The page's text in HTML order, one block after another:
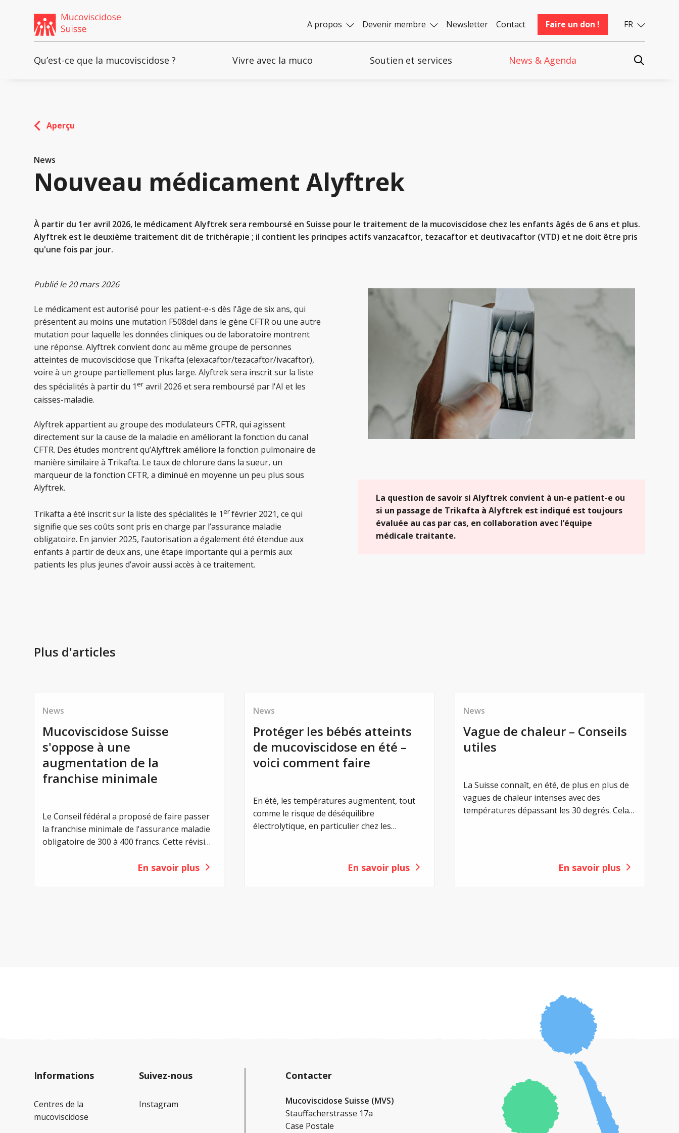
A propos Devenir membre Newsletter Contact Faire un don ! FR
Qu’est-ce que la mucoviscidose ? Vivre avec la muco Soutien et services News & Agenda
Aperçu
News
Nouveau médicament Alyftrek
À partir du 1er avril 2026, le médicament Alyftrek sera remboursé en Suisse pour le traitement de la mucoviscidose chez les enfants âgés de 6 ans et plus.
Alyftrek est le deuxième traitement dit de trithérapie ; il contient les principes actifs vanzacaftor, tezacaftor et deutivacaftor (VTD) et ne doit être pris
qu'une fois par jour.
Publié le 20 mars 2026
Le médicament est autorisé pour les patient-e-s dès l'âge de six ans, qui
présentent au moins une mutation F508del dans le gène CFTR ou une autre
mutation pour laquelle les données cliniques ou de laboratoire montrent
une réponse. Alyftrek convient donc au même groupe de personnes
atteintes de mucoviscidose que Trikafta (elexacaftor/tezacaftor/ivacaftor),
voire à un groupe partiellement plus large. Alyftrek sera inscrit sur la liste
des spécialités à partir du 1er avril 2026 et sera remboursé par l'AI et les
caisses-maladie.
Alyftrek appartient au groupe des modulateurs CFTR, qui agissent
directement sur la cause de la maladie en améliorant la fonction du canal
CFTR. Des études montrent qu’Alyftrek améliore la fonction pulmonaire de
manière similaire à Trikafta. Le taux de chlorure dans la sueur, un
marqueur de la fonction CFTR, a diminué en moyenne un peu plus sous
Alyftrek.
Trikafta a été inscrit sur la liste des spécialités le 1erfévrier 2021, ce qui
signifie que ses coûts sont pris en charge par l’assurance maladie
obligatoire. En janvier 2025, l’autorisation a également été étendue aux
enfants à partir de deux ans, une étape importante qui a permis aux
patients les plus jeunes d’avoir aussi accès à ce traitement.
La question de savoir si Alyftrek convient à un-e patient-e ou
si un passage de Trikafta à Alyftrek est indiqué est toujours
évaluée au cas par cas, en collaboration avec l’équipe
médicale traitante.
Plus d'articles
News
Mucoviscidose Suisse
s'oppose à une
augmentation de la
franchise minimale
Le Conseil fédéral a proposé de faire passer
la franchise minimale de l'assurance maladie
obligatoire de 300 à 400 francs. Cette révision
des assuré-e-s et à maîtriser les coûts de la
En savoir plus
News
Protéger les bébés atteints
de mucoviscidose en été –
voici comment faire
En été, les températures augmentent, tout
comme le risque de déséquilibre
électrolytique, en particulier chez les
électrolytique est vital pour eux. Même de
légers déséquilibres peuvent entraîner de
En savoir plus
News
Vague de chaleur – Conseils
utiles
La Suisse connaît, en été, de plus en plus de
vagues de chaleur intenses avec des
températures dépassant les 30 degrés. Cela
peuvent rapidement entraîner des risques
En savoir plus
Informations
Centres de la
mucoviscidose
Suivez-nous
Instagram
Contacter
Mucoviscidose Suisse (MVS)
Stauffacherstrasse 17a
Case Postale